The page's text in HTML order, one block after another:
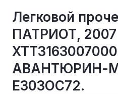
Легковой
ПАТРИОТ, 2007
АВАНТЮРИН-
Е303ОС72.